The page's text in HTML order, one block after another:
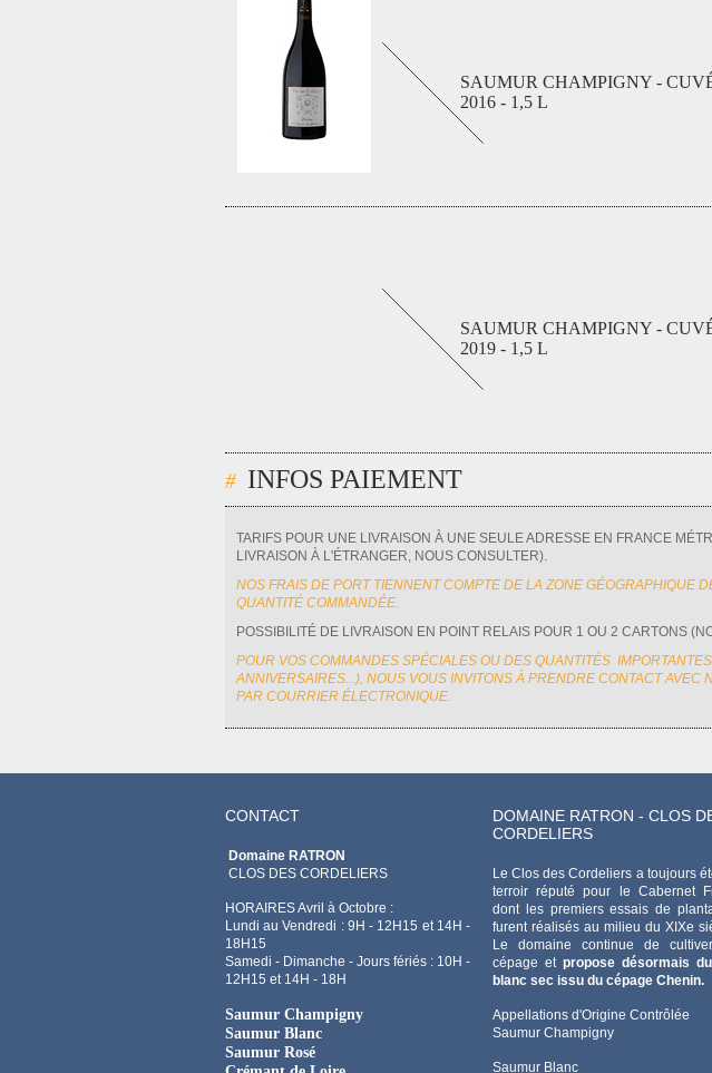
SAUMUR CHAMPIGNY -
2016 - 1,5 L
SAUMUR CHAMPIGNY -
2019 - 1,5 L
INFOS PAIEMENT
TARIFS POUR UNE LIVRAISON À UNE SEULE ADRESSE EN FRANCE
LIVRAISON À L'ÉTRANGER, NOUS CONSULTER).
NOS FRAIS DE PORT TIENNENT COMPTE DE LA ZONE GÉOGRAPHIQUE
QUANTITÉ COMMANDÉE.
POSSIBILITÉ DE LIVRAISON EN POINT RELAIS POUR 1 OU 2 CARTONS
POUR VOS COMMANDES SPÉCIALES OU DES QUANTITÉS
ANNIVERSAIRES...), NOUS VOUS INVITONS À PRENDRE CONTACT AVEC
PAR COURRIER ÉLECTRONIQUE.
CONTACT
Domaine RATRON
CLOS DES CORDELIERS
HORAIRES Avril à Octobre :
Lundi au Vendredi : 9H - 12H15 et 14H -
18H15
Samedi - Dimanche - Jours fériés : 10H -
12H15 et 14H - 18H
Saumur Champigny
Saumur Blanc
Saumur Rosé
DOMAINE RATRON - CLOS
CORDELIERS
Le Clos des Cordeliers a toujours
terroir réputé pour le Cabernet
dont les premiers essais de
furent réalisés au milieu du XIXe
Le domaine continue de
cépage et propose désormais
blanc sec issu du cépage Chenin.
Appellations d'Origine Contrôlée
Saumur Champigny
Saumur Blanc